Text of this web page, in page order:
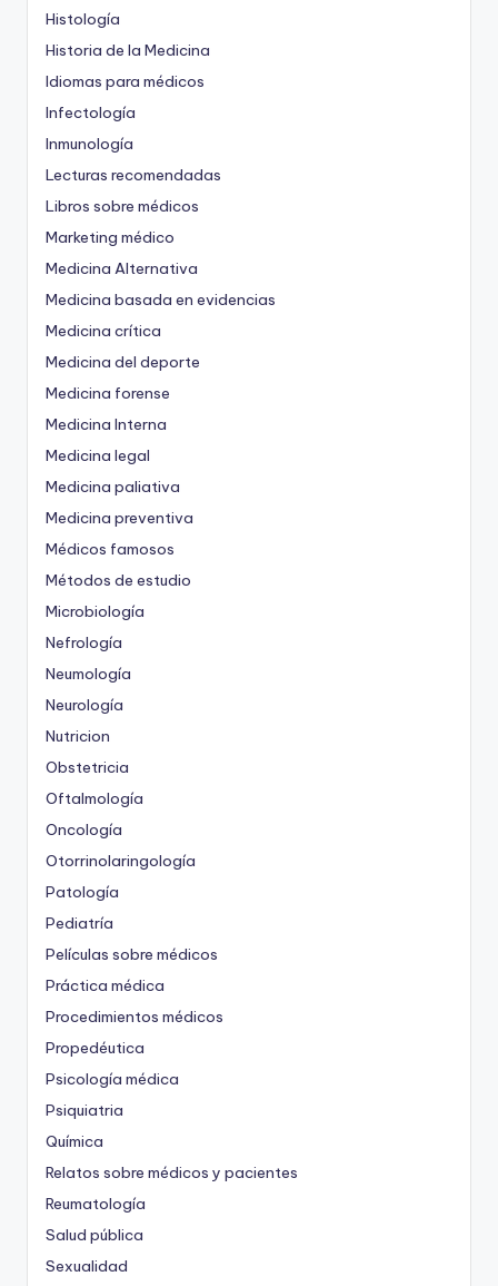
Histología
Historia de la Medicina
Idiomas para médicos
Infectología
Inmunología
Lecturas recomendadas
Libros sobre médicos
Marketing médico
Medicina Alternativa
Medicina basada en evidencias
Medicina crítica
Medicina del deporte
Medicina forense
Medicina Interna
Medicina legal
Medicina paliativa
Medicina preventiva
Médicos famosos
Métodos de estudio
Microbiología
Nefrología
Neumología
Neurología
Nutricion
Obstetricia
Oftalmología
Oncología
Otorrinolaringología
Patología
Pediatría
Películas sobre médicos
Práctica médica
Procedimientos médicos
Propedéutica
Psicología médica
Psiquiatria
Química
Relatos sobre médicos y pacientes
Reumatología
Salud pública
Sexualidad